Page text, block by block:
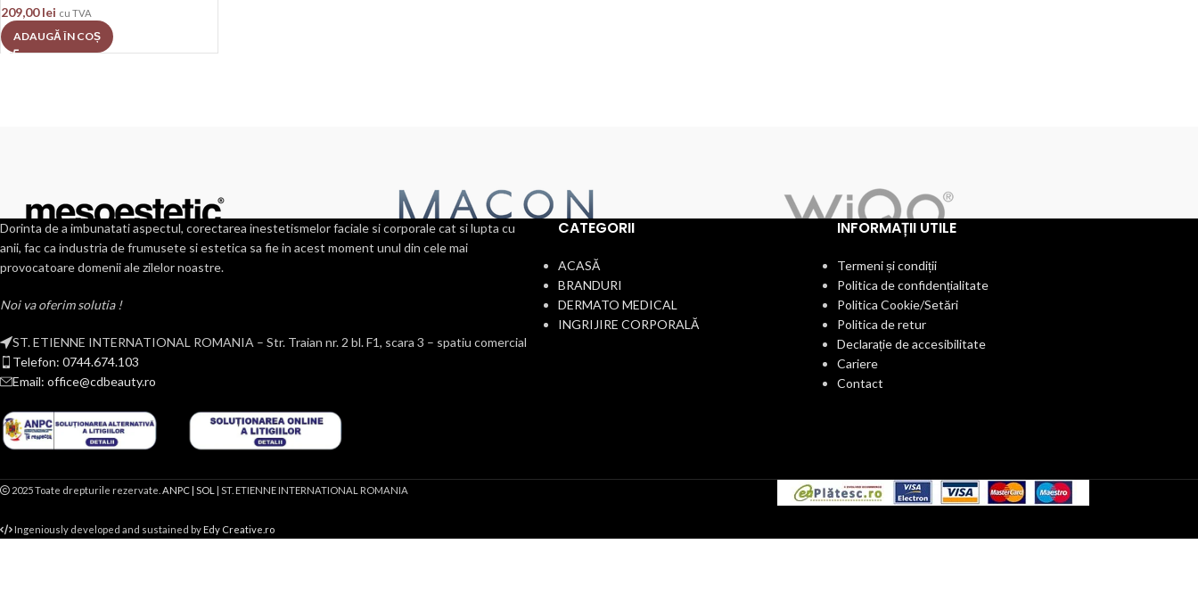
209,00lei cu TVA
ADAUGĂ ÎN COȘ
Dorinta de a imbunatati aspectul, corectarea inestetismelor faciale si corporale cat si lupta cu
anii, fac ca industria de frumusete si estetica sa fie in acest moment unul din cele mai
provocatoare domenii ale zilelor noastre.
Noi va oferim solutia !
ST. ETIENNE INTERNATIONAL ROMANIA – Str. Traian nr. 2 bl. F1, scara 3 – spatiu comercial
Telefon: 0744.674.103
Email: office@cdbeauty.ro
CATEGORII
ACASĂ
BRANDURI
DERMATO MEDICAL
INGRIJIRE CORPORALĂ
INFORMAȚII UTILE
Termeni și condiții
Politica de confidențialitate
Politica Cookie/Setări
Politica de retur
Declarație de accesibilitate
Cariere
Contact
2025 Toate drepturile rezervate. ANPC | SOL | ST. ETIENNE INTERNATIONAL ROMANIA
Ingeniously developed and sustained byEdy Creative.ro